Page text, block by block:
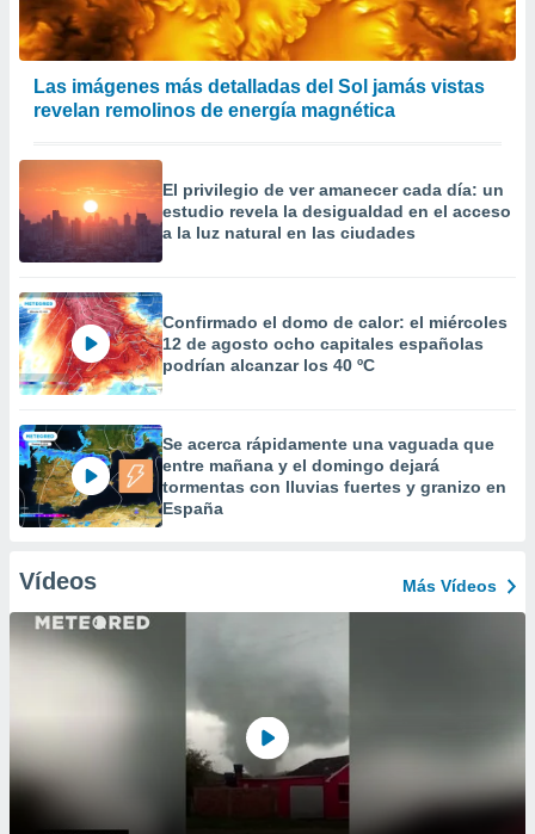
Las imágenes más detalladas del Sol jamás vistas
revelan remolinos de energía magnética
El privilegio de ver amanecer cada día: un
estudio revela la desigualdad en el acceso
a la luz natural en las ciudades
Confirmado el domo de calor: el miércoles
12 de agosto ocho capitales españolas
podrían alcanzar los 40 ºC
Se acerca rápidamente una vaguada que
entre mañana y el domingo dejará
tormentas con lluvias fuertes y granizo en
España
Vídeos Más Vídeos